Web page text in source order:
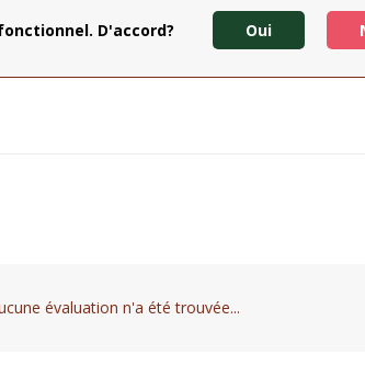
évaluation n'a été trouvée...
D'accord? Oui